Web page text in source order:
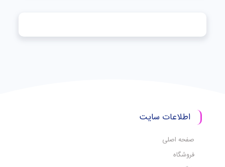
اطلاعات سایت
صفحه اصلی
فروشگاه